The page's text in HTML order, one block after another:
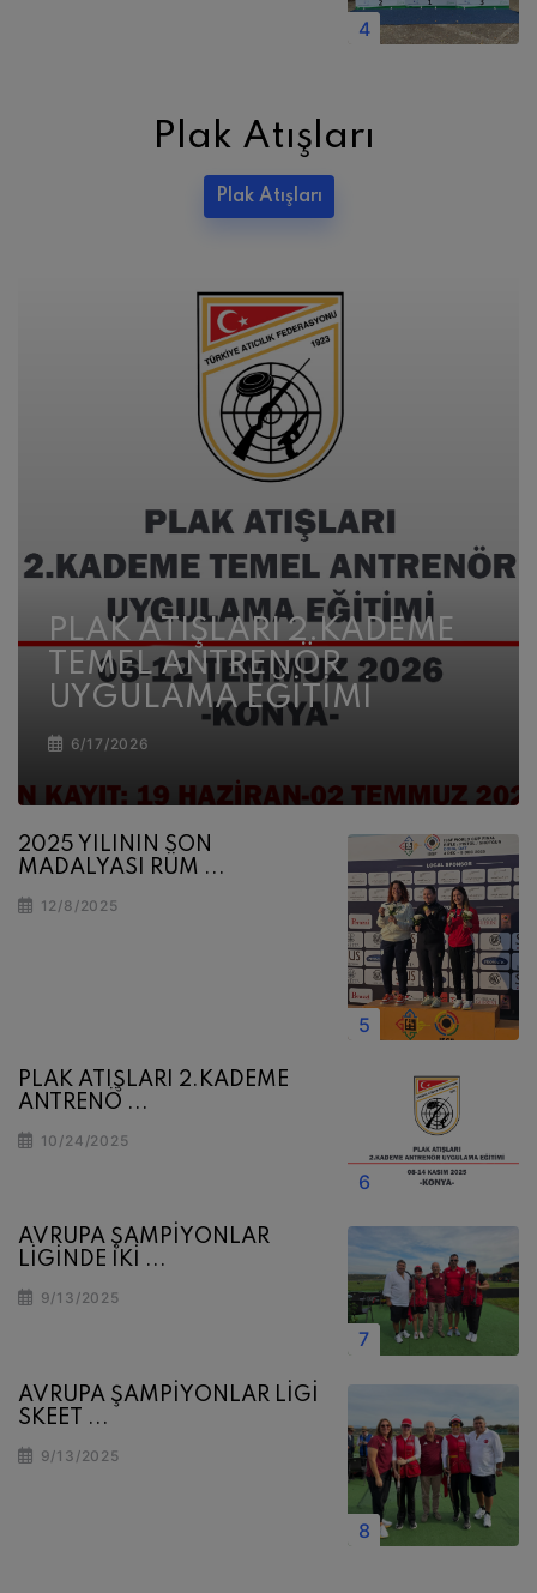
Plak Atışları
Plak Atışları
PLAK ATIŞLARI 2.KADEME
TEMEL ANTRENÖR
UYGULAMA EĞİTİMİ
6/17/2026
2025 YILININ SON
MADALYASI RÜM ...
12/8/2025
PLAK ATIŞLARI 2.KADEME
ANTRENÖ ...
10/24/2025
AVRUPA ŞAMPİYONLAR
LİGİNDE İKİ ...
9/13/2025
AVRUPA ŞAMPİYONLAR LİGİ
SKEET ...
9/13/2025